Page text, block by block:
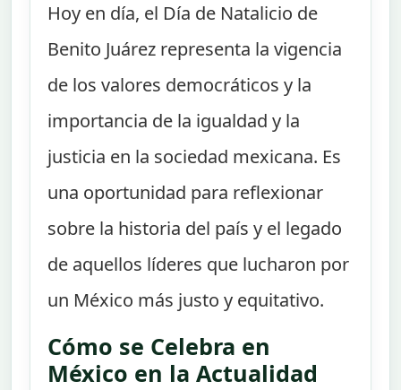
Hoy en día, el Día de Natalicio de
Benito Juárez representa la vigencia
de los valores democráticos y la
importancia de la igualdad y la
justicia en la sociedad mexicana. Es
una oportunidad para reflexionar
sobre la historia del país y el legado
de aquellos líderes que lucharon por
un México más justo y equitativo.
Cómo se Celebra en
México en la Actualidad